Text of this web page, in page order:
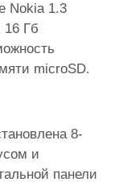
Nokia 1.3
16 Гб
microSD.
8-
и
панели